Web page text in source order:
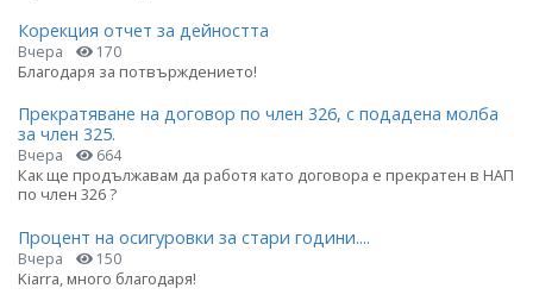
Корекция отчет за дейността
Вчера 170
Благодаря за потвърждението!
Прекратяване на договор по член 326, с подадена молба
за член 325.
Вчера 664
Как ще продължавам да работя като договора е прекратен в НАП
по член 326 ?
Процент на осигуровки за стари години....
Вчера 150
Kiarra, много благодаря!